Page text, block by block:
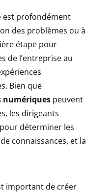
est profondément
des problèmes ou à
étape pour
de l’entreprise au
Bien que
numériques peuvent
les dirigeants
déterminer les
connaissances, et la
important de créer